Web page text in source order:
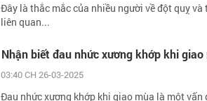
Đây là thắc mắc của nhiều người về đột quỵ
liên quan...
Nhận biết đau nhức xương khớp khi
03:40 CH 26-03-2025
Đau nhức xương khớp khi giao mùa là một